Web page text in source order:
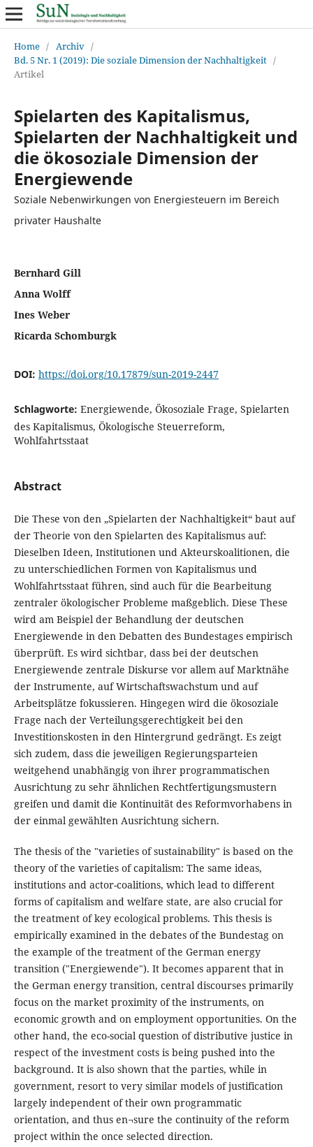
Home / Archiv /
Bd. 5 Nr. 1 (2019): Die soziale Dimension der Nachhaltigkeit /
Artikel
Spielarten des Kapitalismus,
Spielarten der Nachhaltigkeit und
die ökosoziale Dimension der
Energiewende
Soziale Nebenwirkungen von Energiesteuern im Bereich
privater Haushalte
Bernhard Gill
Anna Wolff
Ines Weber
Ricarda Schomburgk
DOI: https://doi.org/10.17879/sun-2019-2447
Schlagworte: Energiewende, Ökosoziale Frage, Spielarten
des Kapitalismus, Ökologische Steuerreform,
Wohlfahrtsstaat
Abstract
Die These von den „Spielarten der Nachhaltigkeit“ baut auf
der Theorie von den Spielarten des Kapitalismus auf:
Dieselben Ideen, Institutionen und Akteurskoalitionen, die
zu unterschiedlichen Formen von Kapitalismus und
Wohlfahrtsstaat führen, sind auch für die Bearbeitung
zentraler ökologischer Probleme maßgeblich. Diese These
wird am Beispiel der Behandlung der deutschen
Energiewende in den Debatten des Bundestages empirisch
überprüft. Es wird sichtbar, dass bei der deutschen
Energiewende zentrale Diskurse vor allem auf Marktnähe
der Instrumente, auf Wirtschaftswachstum und auf
Arbeitsplätze fokussieren. Hingegen wird die ökosoziale
Frage nach der Verteilungsgerechtigkeit bei den
Investitionskosten in den Hintergrund gedrängt. Es zeigt
sich zudem, dass die jeweiligen Regierungsparteien
weitgehend unabhängig von ihrer programmatischen
Ausrichtung zu sehr ähnlichen Rechtfertigungsmustern
greifen und damit die Kontinuität des Reformvorhabens in
der einmal gewählten Ausrichtung sichern.
The thesis of the "varieties of sustainability" is based on the
theory of the varieties of capitalism: The same ideas,
institutions and actor-coalitions, which lead to different
forms of capitalism and welfare state, are also crucial for
the treatment of key ecological problems. This thesis is
empirically examined in the debates of the Bundestag on
the example of the treatment of the German energy
transition ("Energiewende"). It becomes apparent that in
the German energy transition, central discourses primarily
focus on the market proximity of the instruments, on
economic growth and on employment opportunities. On the
other hand, the eco-social question of distributive justice in
respect of the investment costs is being pushed into the
background. It is also shown that the parties, while in
government, resort to very similar models of justification
largely independent of their own programmatic
orientation, and thus en¬sure the continuity of the reform
project within the once selected direction.